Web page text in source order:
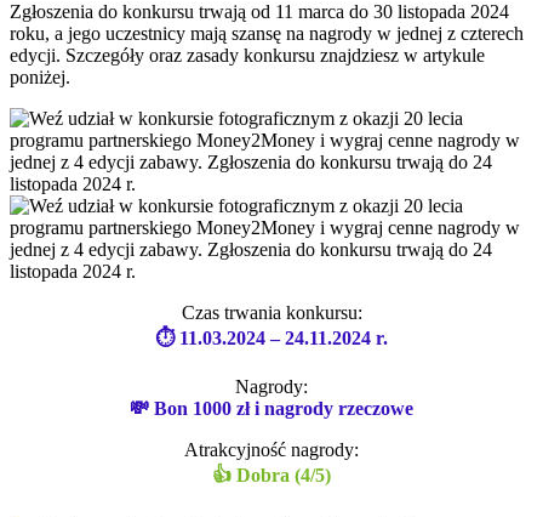
Zgłoszenia do konkursu trwają od 11 marca do 30 listopada 2024
roku, a jego uczestnicy mają szansę na nagrody w jednej z czterech
edycji. Szczegóły oraz zasady konkursu znajdziesz w artykule
poniżej.
Czas trwania konkursu:
⏱ 11.03.2024 – 24.11.2024 r.
Nagrody:
💸 Bon 1000 zł i nagrody rzeczowe
Atrakcyjność nagrody:
👍 Dobra (4/5)